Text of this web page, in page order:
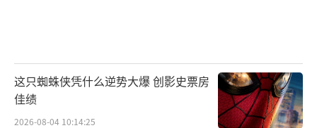
这只蜘蛛侠凭什么逆势大爆 创影史票房
佳绩
2026-08-04 10:14:25